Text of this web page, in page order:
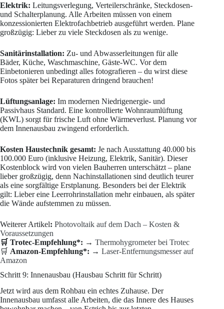
Elektrik: Leitungsverlegung, Verteilerschränke, Steckdosen-
und Schalterplanung. Alle Arbeiten müssen von einem
konzessionierten Elektrofachbetrieb ausgeführt werden. Plane
großzügig: Lieber zu viele Steckdosen als zu wenige.
Sanitärinstallation: Zu- und Abwasserleitungen für alle
Bäder, Küche, Waschmaschine, Gäste-WC. Vor dem
Einbetonieren unbedingt alles fotografieren – du wirst diese
Fotos später bei Reparaturen dringend brauchen!
Lüftungsanlage: Im modernen Niedrigenergie- und
Passivhaus Standard. Eine kontrollierte Wohnraumlüftung
(KWL) sorgt für frische Luft ohne Wärmeverlust. Planung vor
dem Innenausbau zwingend erforderlich.
Kosten Haustechnik gesamt: Je nach Ausstattung 40.000 bis
100.000 Euro (inklusive Heizung, Elektrik, Sanitär). Dieser
Kostenblock wird von vielen Bauherren unterschätzt – plane
lieber großzügig, denn Nachinstallationen sind deutlich teurer
als eine sorgfältige Erstplanung. Besonders bei der Elektrik
gilt: Lieber eine Leerrohrinstallation mehr einbauen, als später
die Wände aufstemmen zu müssen.
Weiterer Artikel: Photovoltaik auf dem Dach – Kosten &
Voraussetzungen
🛒 Trotec-Empfehlung*: → Thermohygrometer bei Trotec
🛒 Amazon-Empfehlung*: → Laser-Entfernungsmesser auf
Amazon
Schritt 9: Innenausbau (Hausbau Schritt für Schritt)
Jetzt wird aus dem Rohbau ein echtes Zuhause. Der
Innenausbau umfasst alle Arbeiten, die das Innere des Hauses